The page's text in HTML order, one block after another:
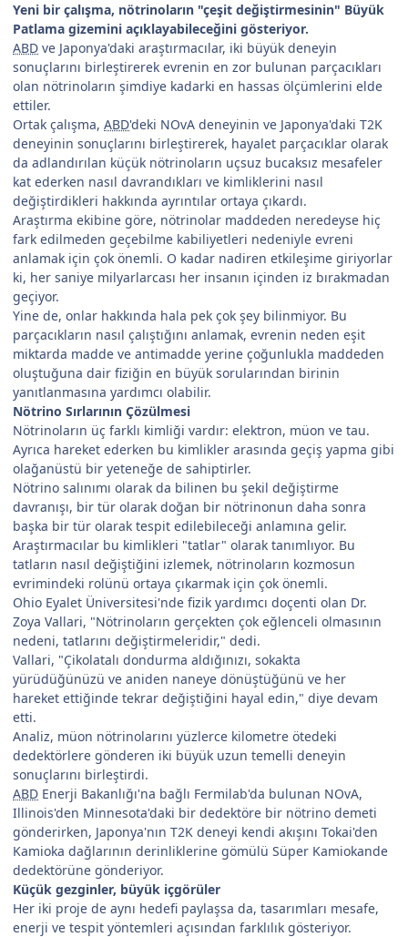
Yeni bir çalışma, nötrinoların "çeşit değiştirmesinin" Büyük
Patlama gizemini açıklayabileceğini gösteriyor.
ABD ve Japonya'daki araştırmacılar, iki büyük deneyin
sonuçlarını birleştirerek evrenin en zor bulunan parçacıkları
olan nötrinoların şimdiye kadarki en hassas ölçümlerini elde
ettiler.
Ortak çalışma, ABD'deki NOvA deneyinin ve Japonya'daki T2K
deneyinin sonuçlarını birleştirerek, hayalet parçacıklar olarak
da adlandırılan küçük nötrinoların uçsuz bucaksız mesafeler
kat ederken nasıl davrandıkları ve kimliklerini nasıl
değiştirdikleri hakkında ayrıntılar ortaya çıkardı.
Araştırma ekibine göre, nötrinolar maddeden neredeyse hiç
fark edilmeden geçebilme kabiliyetleri nedeniyle evreni
anlamak için çok önemli. O kadar nadiren etkileşime giriyorlar
ki, her saniye milyarlarcası her insanın içinden iz bırakmadan
geçiyor.
Yine de, onlar hakkında hala pek çok şey bilinmiyor. Bu
parçacıkların nasıl çalıştığını anlamak, evrenin neden eşit
miktarda madde ve antimadde yerine çoğunlukla maddeden
oluştuğuna dair fiziğin en büyük sorularından birinin
yanıtlanmasına yardımcı olabilir.
Nötrino Sırlarının Çözülmesi
Nötrinoların üç farklı kimliği vardır: elektron, müon ve tau.
Ayrıca hareket ederken bu kimlikler arasında geçiş yapma gibi
olağanüstü bir yeteneğe de sahiptirler.
Nötrino salınımı olarak da bilinen bu şekil değiştirme
davranışı, bir tür olarak doğan bir nötrinonun daha sonra
başka bir tür olarak tespit edilebileceği anlamına gelir.
Araştırmacılar bu kimlikleri "tatlar" olarak tanımlıyor. Bu
tatların nasıl değiştiğini izlemek, nötrinoların kozmosun
evrimindeki rolünü ortaya çıkarmak için çok önemli.
Ohio Eyalet Üniversitesi'nde fizik yardımcı doçenti olan Dr.
Zoya Vallari, "Nötrinoların gerçekten çok eğlenceli olmasının
nedeni, tatlarını değiştirmeleridir," dedi.
Vallari, "Çikolatalı dondurma aldığınızı, sokakta
yürüdüğünüzü ve aniden naneye dönüştüğünü ve her
hareket ettiğinde tekrar değiştiğini hayal edin," diye devam
etti.
Analiz, müon nötrinolarını yüzlerce kilometre ötedeki
dedektörlere gönderen iki büyük uzun temelli deneyin
sonuçlarını birleştirdi.
ABD Enerji Bakanlığı'na bağlı Fermilab'da bulunan NOvA,
Illinois'den Minnesota'daki bir dedektöre bir nötrino demeti
gönderirken, Japonya'nın T2K deneyi kendi akışını Tokai'den
Kamioka dağlarının derinliklerine gömülü Süper Kamiokande
dedektörüne gönderiyor.
Küçük gezginler, büyük içgörüler
Her iki proje de aynı hedefi paylaşsa da, tasarımları mesafe,
enerji ve tespit yöntemleri açısından farklılık gösteriyor.